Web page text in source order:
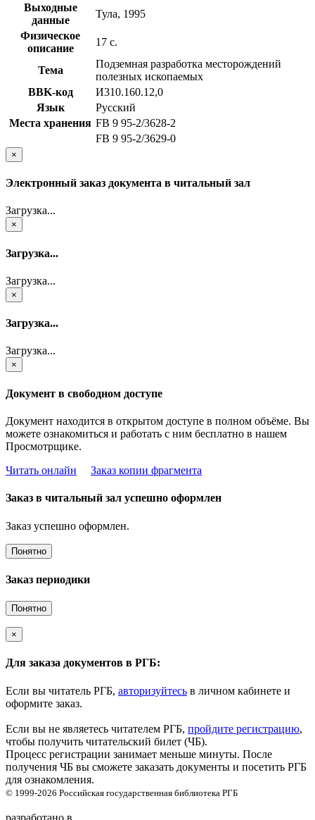
Выходные
данные
Тула, 1995
Физическое
описание
17 с.
Тема
Подземная разработка месторождений
полезных ископаемых
BBK-код
И310.160.12,0
Язык
Русский
Места хранения FB 9 95-2/3628-2
FB 9 95-2/3629-0
×
Электронный заказ документа в читальный зал
Загрузка...
×
Загрузка...
Загрузка...
×
Загрузка...
Загрузка...
×
Документ в свободном доступе
Документ находится в открытом доступе в полном объёме. Вы
можете ознакомиться и работать с ним бесплатно в нашем
Просмотрщике.
Читать онлайн
Заказ копии фрагмента
Заказ в читальный зал успешно оформлен
Заказ успешно оформлен.
Понятно
Заказ периодики
Понятно
×
Для заказа документов в РГБ:
Если вы читатель РГБ, авторизуйтесь в личном кабинете и
оформите заказ.
Если вы не являетесь читателем РГБ, пройдите регистрацию,
чтобы получить читательский билет (ЧБ).
Процесс регистрации занимает меньше минуты. После
получения ЧБ вы сможете заказать документы и посетить РГБ
для ознакомления.
© 1999-2026 Российская государственная библиотека РГБ
разработано в